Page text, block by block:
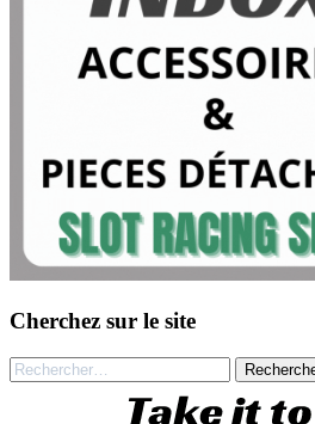
Cherchez sur le site
Rechercher :